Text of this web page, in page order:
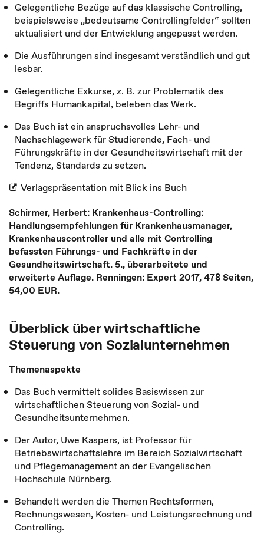
Gelegentliche Bezüge auf das klassische Controlling,
beispielsweise „bedeutsame Controllingfelder“ sollten
aktualisiert und der Entwicklung angepasst werden.
Die Ausführungen sind insgesamt verständlich und gut
lesbar.
Gelegentliche Exkurse, z. B. zur Problematik des
Begriffs Humankapital, beleben das Werk.
Das Buch ist ein anspruchsvolles Lehr- und
Nachschlagewerk für Studierende, Fach- und
Führungskräfte in der Gesundheitswirtschaft mit der
Tendenz, Standards zu setzen.
Verlagspräsentation mit Blick ins Buch
Schirmer, Herbert: Krankenhaus-Controlling:
Handlungsempfehlungen für Krankenhausmanager,
Krankenhauscontroller und alle mit Controlling
befassten Führungs- und Fachkräfte in der
Gesundheitswirtschaft. 5., überarbeitete und
erweiterte Auflage. Renningen: Expert 2017, 478 Seiten,
54,00 EUR.
Überblick über wirtschaftliche
Steuerung von Sozialunternehmen
Themenaspekte
Das Buch vermittelt solides Basiswissen zur
wirtschaftlichen Steuerung von Sozial- und
Gesundheitsunternehmen.
Der Autor, Uwe Kaspers, ist Professor für
Betriebswirtschaftslehre im Bereich Sozialwirtschaft
und Pflegemanagement an der Evangelischen
Hochschule Nürnberg.
Behandelt werden die Themen Rechtsformen,
Rechnungswesen, Kosten- und Leistungsrechnung und
Controlling.